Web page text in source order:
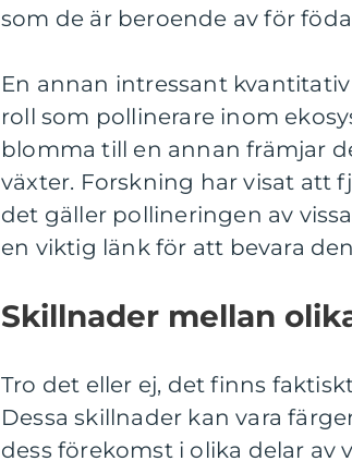
som de är beroende av för
En annan intressant
roll som pollinerare inom
blomma till en annan främjar
växter. Forskning har visat att
det gäller pollineringen av
en viktig länk för att bevara
Skillnader mellan
Tro det eller ej, det finns
Dessa skillnader kan vara
dess förekomst i olika delar av